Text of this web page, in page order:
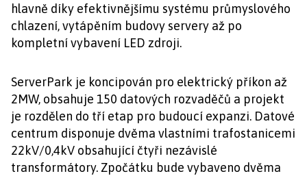
hlavně díky efektivnějšímu systému průmyslového
chlazení, vytápěním budovy servery až po
kompletní vybavení LED zdroji.
ServerPark je koncipován pro elektrický příkon až
2MW, obsahuje 150 datových rozvaděčů a projekt
je rozdělen do tří etap pro budoucí expanzi. Datové
centrum disponuje dvěma vlastními trafostanicemi
22kV/0,4kV obsahující čtyři nezávislé
transformátory. Zpočátku bude vybaveno dvěma